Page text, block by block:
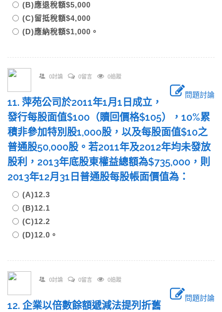
(B)應退稅額$5,000
(C)留抵稅額$4,000
(D)應納稅額$1,000。
0討論 0留言 0追蹤
問題討論
11. 萍苑公司於2011年1月1日成立，
發行每股面值$100（贖回價格$105），10%累
積非參加特別股1,000股，以及每股面值$10之
普通股50,000股。若2011年及2012年均未發放
股利，2013年底股東權益總額為$735,000，則
2013年12月31日普通股每股帳面價值為：
(A)12.3
(B)12.1
(C)12.2
(D)12.0。
0討論 0留言 0追蹤
問題討論
12. 企業以倍數餘額遞減法提列折舊